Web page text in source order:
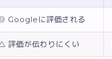
Googleに評価される
評価が伝わりにくい